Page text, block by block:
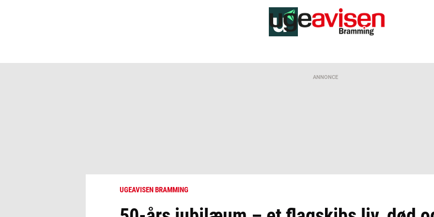
ANNONCE
UGEAVISEN BRAMMING